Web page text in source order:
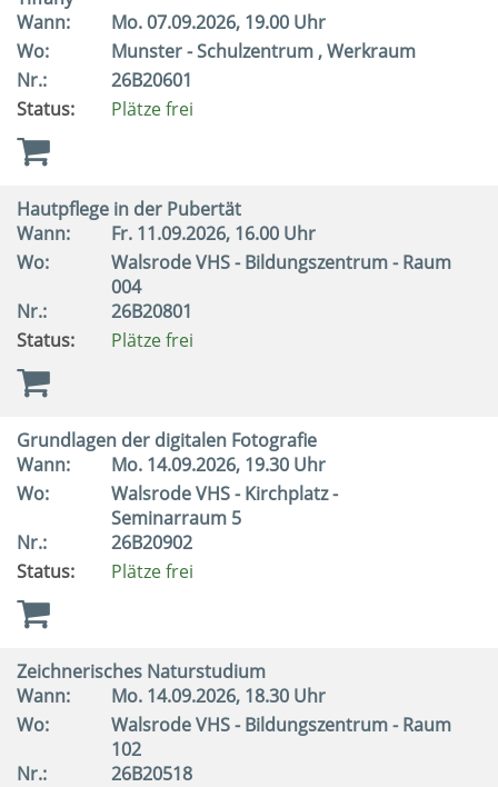
Wann:
Mo.07.09.2026, 19.00 Uhr
Wo:
Munster - Schulzentrum , Werkraum
Nr.:
26B20601
Status:
Plätze frei
Hautpflege in der Pubertät
Wann:
Fr. 11.09.2026, 16.00 Uhr
Wo:
Walsrode VHS - Bildungszentrum - Raum
004
Nr.:
26B20801
Status:
Plätze frei
Grundlagen der digitalen Fotografie
Wann:
Mo. 14.09.2026, 19.30 Uhr
Wo:
Walsrode VHS - Kirchplatz -
Seminarraum 5
Nr.:
26B20902
Status:
Plätze frei
Zeichnerisches Naturstudium
Wann:
Mo. 14.09.2026, 18.30 Uhr
Wo:
Walsrode VHS - Bildungszentrum - Raum
102
Nr.:
26B20518